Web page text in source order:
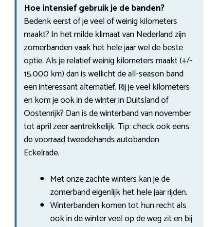
Hoe intensief gebruik je de banden?
Bedenk eerst of je veel of weinig kilometers
maakt? In het milde klimaat van Nederland zijn
zomerbanden vaak het hele jaar wel de beste
optie. Als je relatief weinig kilometers maakt (+/-
15.000 km) dan is wellicht de all-season band
een interessant alternatief. Rij je veel kilometers
en kom je ook in de winter in Duitsland of
Oostenrijk? Dan is de winterband van november
tot april zeer aantrekkelijk. Tip: check ook eens
de voorraad tweedehands autobanden
Eckelrade.
Met onze zachte winters kan je de
zomerband eigenlijk het hele jaar rijden.
Winterbanden komen tot hun recht als
ook in de winter veel op de weg zit en bij